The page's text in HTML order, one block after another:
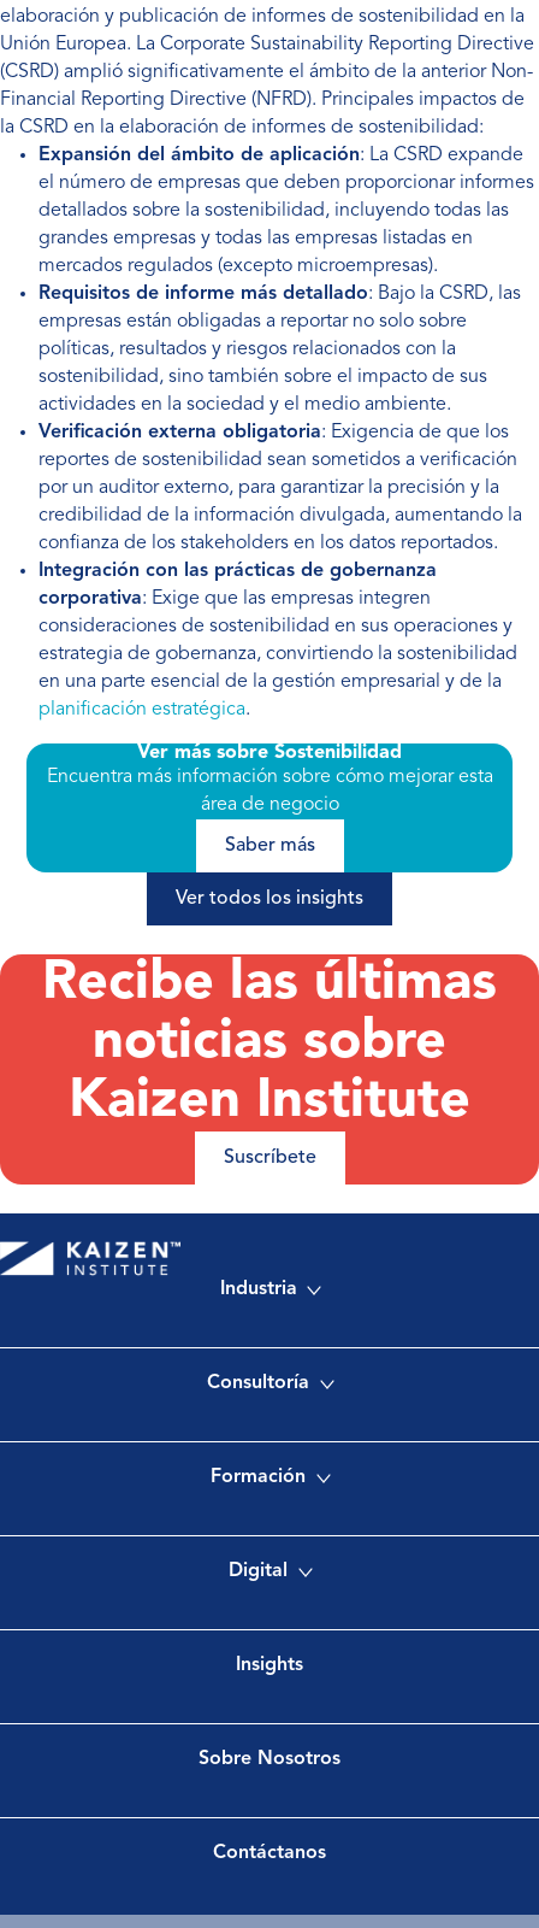
elaboración y publicación de informes de sostenibilidad en la
Unión Europea. La Corporate Sustainability Reporting Directive
(CSRD) amplió significativamente el ámbito de la anterior Non-
Financial Reporting Directive (NFRD). Principales impactos de
la CSRD en la elaboración de informes de sostenibilidad:
Expansión del ámbito de aplicación: La CSRD expande
el número de empresas que deben proporcionar informes
detallados sobre la sostenibilidad, incluyendo todas las
grandes empresas y todas las empresas listadas en
mercados regulados (excepto microempresas).
Requisitos de informe más detallado: Bajo la CSRD, las
empresas están obligadas a reportar no solo sobre
políticas, resultados y riesgos relacionados con la
sostenibilidad, sino también sobre el impacto de sus
actividades en la sociedad y el medio ambiente.
Verificación externa obligatoria: Exigencia de que los
reportes de sostenibilidad sean sometidos a verificación
por un auditor externo, para garantizar la precisión y la
credibilidad de la información divulgada, aumentando la
confianza de los stakeholders en los datos reportados.
Integración con las prácticas de gobernanza
corporativa: Exige que las empresas integren
consideraciones de sostenibilidad en sus operaciones y
estrategia de gobernanza, convirtiendo la sostenibilidad
en una parte esencial de la gestión empresarial y de la
planificación estratégica.
Ver más sobre Sostenibilidad
Encuentra más información sobre cómo mejorar esta
área de negocio
Saber más
Ver todos los insights
Recibe las últimas
noticias sobre
Kaizen Institute
Suscríbete
Industria
Consultoría
Formación
Digital
Insights
Sobre Nosotros
Contáctanos